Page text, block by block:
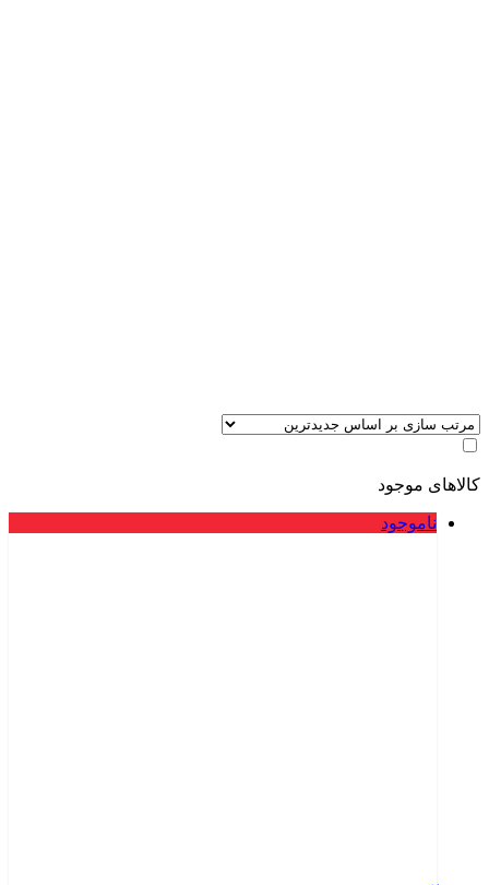
کالاهای موجود
ناموجود